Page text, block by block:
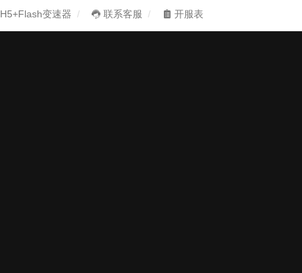
H5+Flash变速器 联系客服 开服表